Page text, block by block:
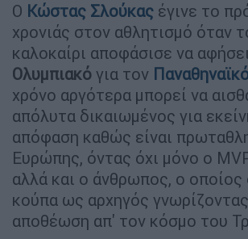
Ο Κώστας Σλούκας έγινε το
χρονιάς στον αθλητισμό όταν
καλοκαίρι αποφάσισε να
Ολυμπιακό για τον
χρόνο αργότερα μπορεί να
απόλυτα δικαιωμένος για
απόφαση καθώς είναι
Ευρώπης, όντας όχι μόνο ο
αλλά και ο άνθρωπος, ο
κούπα ως αρχηγός
αποθέωση απ' τον κόσμο του